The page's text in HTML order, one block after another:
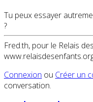
Tu peux essayer
?
Fred.th, pour le Relais
Connexion ou Créer un
conversation.